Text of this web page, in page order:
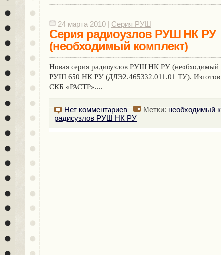
24 марта 2010 | Серия РУШ
Серия радиоузлов РУШ НК РУ
(необходимый комплект)
Новая серия радиоузлов РУШ НК РУ (необходимый
РУШ 650 НК РУ (ДЛЭ2.465332.011.01 ТУ).
СКБ «РАСТР»....
Нет комментариев Метки: необходимый
радиоузлов РУШ НК РУ